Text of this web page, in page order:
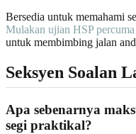
Bersedia untuk memahami
Mulakan ujian HSP percuma
untuk membimbing jalan
Seksyen Soalan
Apa sebenarnya
segi praktikal?